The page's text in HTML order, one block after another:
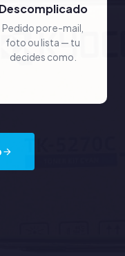
Descomplicado
Pedido por e-mail,
foto ou lista — tu
decides como.